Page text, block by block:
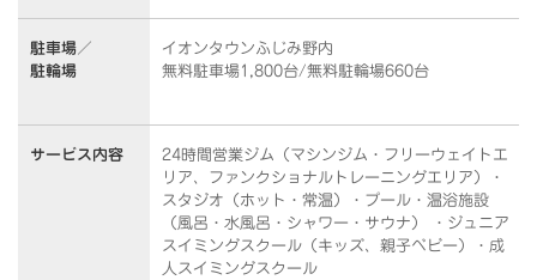
駐車場／
駐輪場
イオンタウンふじみ野内
無料駐車場1,800台/無料駐輪場660台
サービス内容
24時間営業ジム（マシンジム・フリーウェイトエ
リア、ファンクショナルトレーニングエリア）・
スタジオ（ホット・常温）・プール・温浴施設
（風呂・水風呂・シャワー・サウナ） ・ジュニア
スイミングスクール（キッズ、親子ベビー）・成
人スイミングスクール